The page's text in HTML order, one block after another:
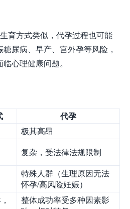
育方式类似，代孕过程也可能
尿病、早产、宫外孕等风险，
心理健康问题。
代孕
极其高昂
复杂，受法律法规限制
特殊人群（生理原因无法
怀孕/高风险妊娠）
整体成功率受多种因素影